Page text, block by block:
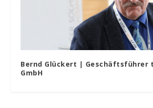
Bernd Glückert | Geschäftsführer
GmbH